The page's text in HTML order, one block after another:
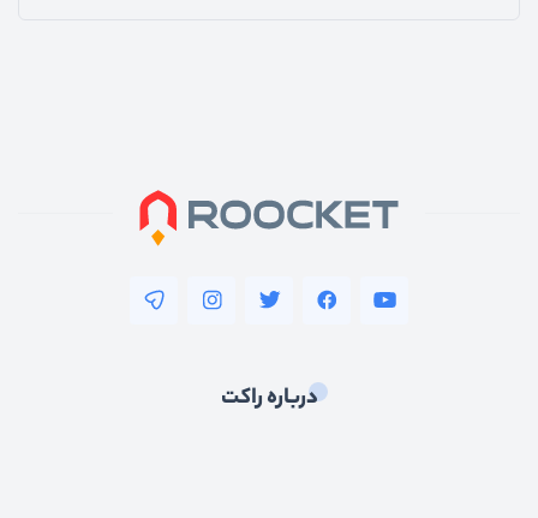
درباره راکت